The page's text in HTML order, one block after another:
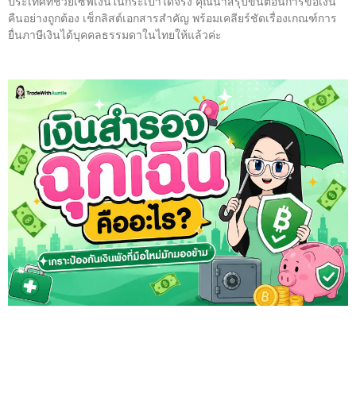
คืนอย่างถูกต้อง เช็กลิสต์เอกสารสำคัญ พร้อมเคลียร์ชัดเรื่องเกณฑ์การ
ยื่นภาษีเงินได้บุคคลธรรมดาในไทยให้แล้วค่ะ